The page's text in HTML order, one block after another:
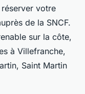
votre
de la SNCF.
sur la côte,
à Villefranche,
Saint Martin